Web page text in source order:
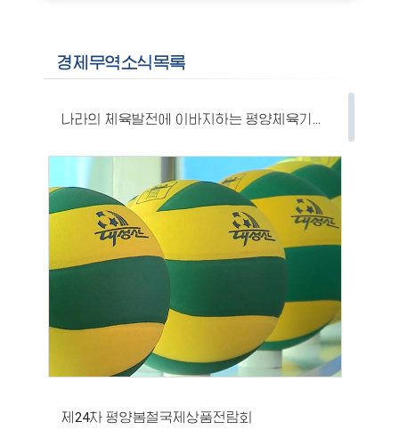
경제무역소식목록
나라의 체육발전에 이바지하는 평양체육기자재공장
제24차 평양봄철국제상품전람회